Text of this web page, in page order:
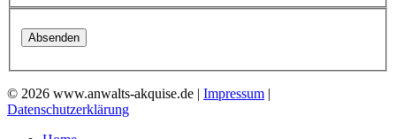
© 2026 www.anwalts-akquise.de | Impressum |
Datenschutzerklärung